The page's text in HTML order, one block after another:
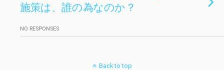
施策は、誰の為なのか？
NO RESPONSES
Back to top